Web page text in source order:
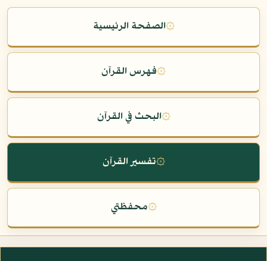
۞الصفحة الرئيسية
۞فهرس القرآن
۞البحث في القرآن
۞تفسير القرآن
۞محفظتي